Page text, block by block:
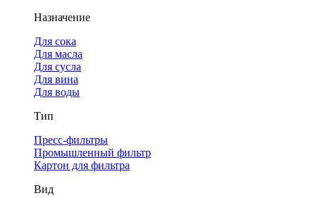
Назначение
Для сока
Для масла
Для сусла
Для вина
Для воды
Тип
Пресс-фильтры
Промышленный фильтр
Картон для фильтра
Вид